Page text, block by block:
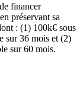
financer
préservant sa
: (1) 100k€ sous
sur 36 mois et (2)
sur 60 mois.